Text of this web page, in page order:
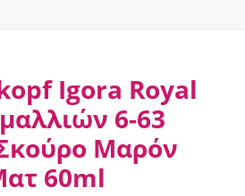
Igora Royal
6-63
Μαρόν
60ml